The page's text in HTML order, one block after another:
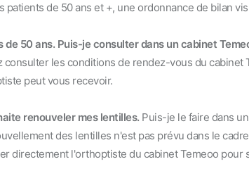
patients de 50 ans et +, une ordonnance de bilan
de 50 ans. Puis-je consulter dans un cabinet
consulter les conditions de rendez-vous du
peut vous recevoir.
renouveler mes lentilles. Puis-je le faire dans
des lentilles n'est pas prévu dans le
directement l'orthoptiste du cabinet Temeoo pour